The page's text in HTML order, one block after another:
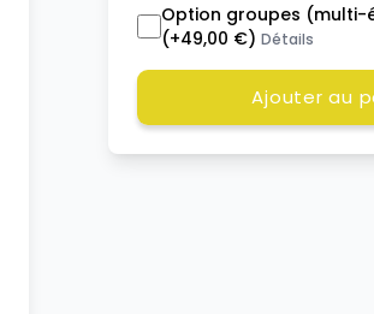
Option groupes (multi-
(+49,00 €)Détails
Ajouter au